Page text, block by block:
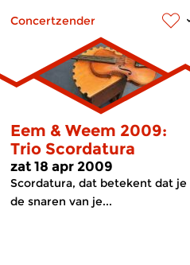
Concertzender
Eem & Weem 2009:
Trio Scordatura
zat 18 apr 2009
Scordatura, dat betekent dat je
de snaren van je...